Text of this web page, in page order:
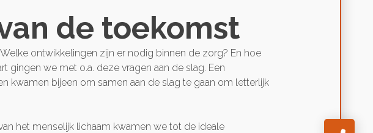
de toekomst
ontwikkelingen zijn er nodig binnen de zorg? En hoe
gingen we met o.a. deze vragen aan de slag. Een
kwamen bijeen om samen aan de slag te gaan om letterlijk
het menselijk lichaam kwamen we tot de ideale